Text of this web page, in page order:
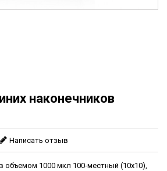
наконечников
Написать отзыв
объемом 1000 мкл 100-местный (10x10),